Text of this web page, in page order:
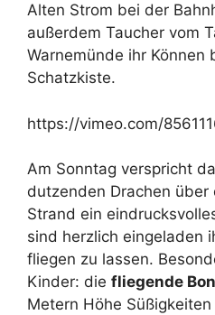
Alten Strom bei der
außerdem Taucher vom
Warnemünde ihr Können
Schatzkiste.
https://vimeo.com/
Am Sonntag verspricht
dutzenden Drachen über
Strand ein
sind herzlich eingeladen
fliegen zu lassen.
Kinder: die fliegende
Metern Höhe